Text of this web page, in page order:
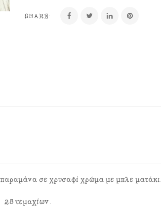
SHARE:
παραμάνα σε χρυσαφί χρώμα με μπλε ματάκι.
25 τεμαχίων.